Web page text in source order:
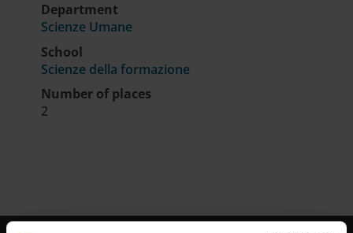
Department
Scienze Umane
School
Scienze della formazione
Number of places
2